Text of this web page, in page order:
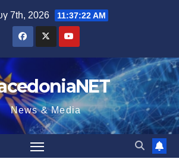
7th, 2026 11:37:23 AM
News & Media